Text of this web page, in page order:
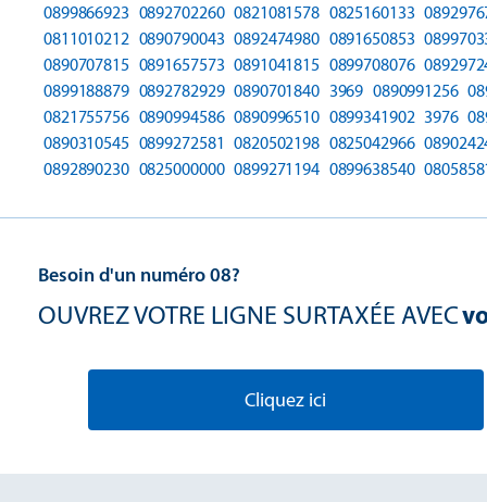
0899866923 0892702260 0821081578 0825160133
0811010212 0890790043 0892474980 0891650853
0890707815 0891657573 0891041815 0899708076
0899188879 0892782929 0890701840 3969 0890991256
0821755756 0890994586 0890996510 0899341902 3976
0890310545 0899272581 0820502198 0825042966
0892890230 0825000000 0899271194 0899638540
Besoin d'un numéro 08?
OUVREZ VOTRE LIGNE SURTAXÉE AVEC
Cliquez ici